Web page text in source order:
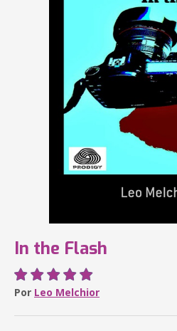
In the Flash
Por Leo Melchior